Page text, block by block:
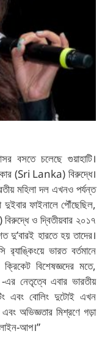
বসতে চলেছে গুয়াহাটি।
(Sri Lanka) বিরুদ্ধে।
মহিলা দল এখনও পর্যন্ত
দুইবার ফাইনালে পৌঁছেছিল,
ও দ্বিতীয়বার ২০১৭
দু’বারই হারতে হয় তাদের।
ভারত বর্তমানে
বিশেষজ্ঞদের মতে,
এবার ভারতীয়
এবং বোলিং দুটোই এখন
অভিজ্ঞতার মিশ্রণে গড়া
আপ।”